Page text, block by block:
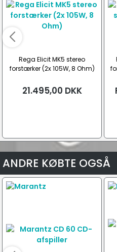
Rega Elicit MK5 stereo
forstærker (2x 105W, 8 Ohm)
21.495,00 DKK
ANDRE KØBTE OGSÅ